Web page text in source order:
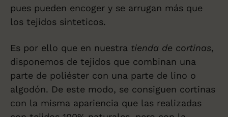
pues pueden encoger y se arrugan más que
los tejidos sinteticos.
Es por ello que en nuestra tienda de cortinas,
disponemos de tejidos que combinan una
parte de poliéster con una parte de lino o
algodón. De este modo, se consiguen cortinas
con la misma apariencia que las realizadas